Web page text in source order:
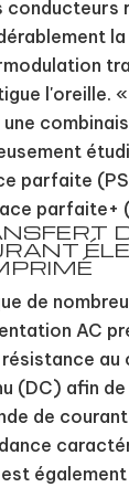
conducteurs
l'oreille.
parfaite
parfaite+
de
AC
au
(DC) afin
de